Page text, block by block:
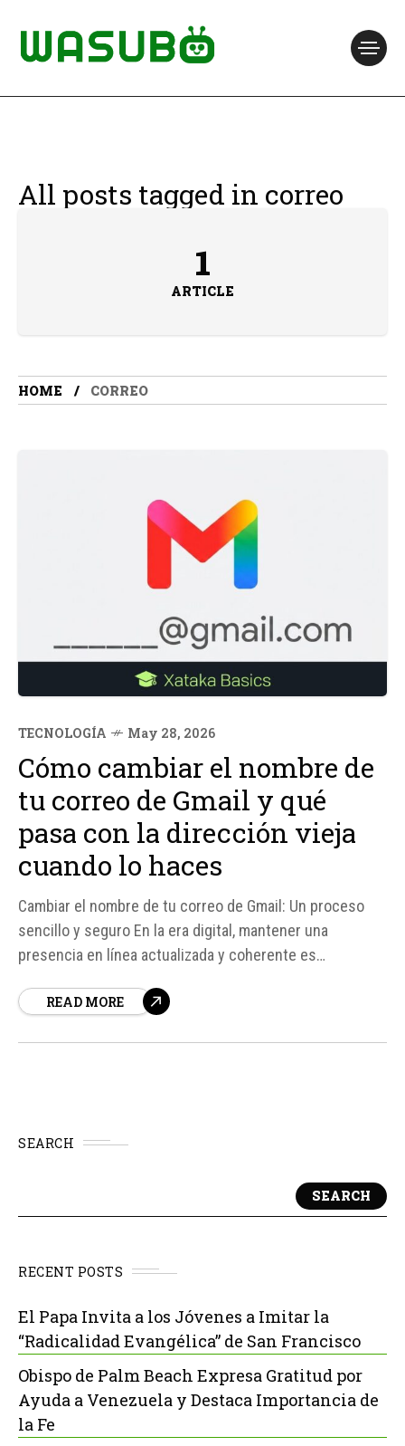
All posts tagged in correo
1
ARTICLE
HOME CORREO
TECNOLOGÍA May 28, 2026
Cómo cambiar el nombre de
tu correo de Gmail y qué
pasa con la dirección vieja
cuando lo haces
Cambiar el nombre de tu correo de Gmail: Un proceso
sencillo y seguro En la era digital, mantener una
presencia en línea actualizada y coherente es
de su correo electrónico puede ser un reflejo de su
READ MORE
SEARCH
SEARCH
RECENT POSTS
El Papa Invita a los Jóvenes a Imitar la
“Radicalidad Evangélica” de San Francisco
Obispo de Palm Beach Expresa Gratitud por
Ayuda a Venezuela y Destaca Importancia de
la Fe